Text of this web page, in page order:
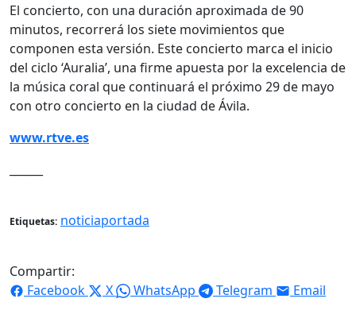
El concierto, con una duración aproximada de 90
minutos, recorrerá los siete movimientos que
componen esta versión. Este concierto marca el inicio
del ciclo ‘Auralia’, una firme apuesta por la excelencia de
la música coral que continuará el próximo 29 de mayo
con otro concierto en la ciudad de Ávila.
www.rtve.es
Etiquetas: noticiaportada
Compartir:
Facebook
X WhatsApp Telegram Email